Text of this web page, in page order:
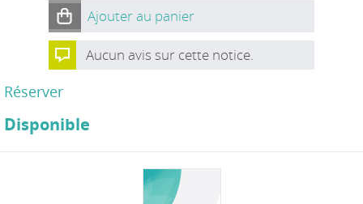
Ajouter au panier
Aucun avis sur cette notice.
Réserver
Disponible